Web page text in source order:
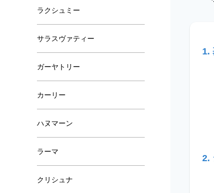
ラクシュミー
サラスヴァティー
ガーヤトリー
カーリー
ハヌマーン
ラーマ
クリシュナ